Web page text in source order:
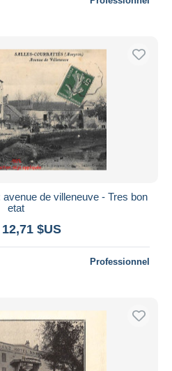
de villeneuve - Tres bon
etat
$US
Professionnel